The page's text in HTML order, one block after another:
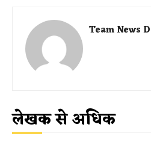
Team News
लेखक से अधिक